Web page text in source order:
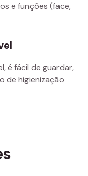
e funções (face,
é fácil de guardar,
de higienização